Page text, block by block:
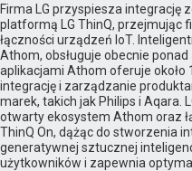
Firma LG przyspiesza integrację
platformą LG ThinQ, przejmując
łączności urządzeń IoT.
Athom, obsługuje obecnie
aplikacjami Athom oferuje około
integrację i zarządzanie
marek, takich jak Philips i Aqara.
otwarty ekosystem Athom oraz
ThinQ On, dążąc do stworzenia
generatywnej sztucznej
użytkowników i zapewnia